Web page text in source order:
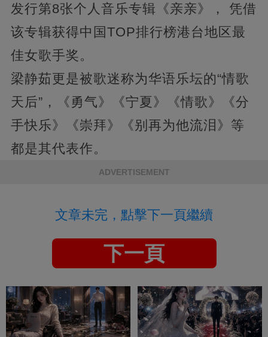
发行第8张个人音乐专辑《亲亲》， 凭借
该专辑获得中国TOP排行榜港台地区最
佳女歌手奖。
梁静茹更是被歌迷称为华语乐坛的“情歌
天后”，《勇气》《宁夏》《情歌》《分
手快乐》《崇拜》《别再为他流泪》等
都是其代表作。
ADVERTISEMENT
文章未完，點擊下一頁繼續
下一頁